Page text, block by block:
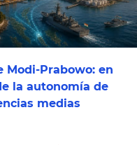
Modi-Prabowo: en
la autonomía de
medias